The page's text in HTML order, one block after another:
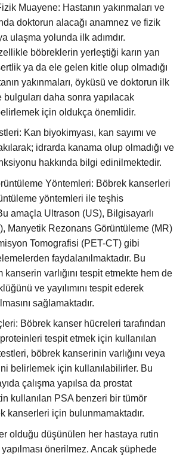
Muayene: Hastanın yakınmaları ve
doktorun alacağı anamnez ve fizik
ulaşma yolunda ilk adımdır.
böbreklerin yerleştiği karın yan
ya da ele gelen kitle olup olmadığı
yakınmaları, öyküsü ve doktorun ilk
daha sonra yapılacak
için oldukça önemlidir.
Kan biyokimyası, kan sayımı ve
idrarda kanama olup olmadığı ve
hakkında bilgi edinilmektedir.
Yöntemleri: Böbrek kanserleri
yöntemleri ile teşhis
amaçla Ultrason (US), Bilgisayarlı
Manyetik Rezonans Görüntüleme (MR)
Tomografisi (PET-CT) gibi
faydalanılmaktadır. Bu
kanserin varlığını tespit etmekte hem de
ve yayılımını tespit ederek
sağlamaktadır.
Böbrek kanser hücreleri tarafından
tespit etmek için kullanılan
böbrek kanserinin varlığını veya
belirlemek için kullanılabilirler. Bu
çalışma yapılsa da prostat
kullanılan PSA benzeri bir tümör
kanserleri için bulunmamaktadır.
olduğu düşünülen her hastaya rutin
önerilmez. Ancak şüphede